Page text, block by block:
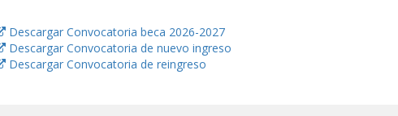
Descargar Convocatoria beca 2026-2027
Descargar Convocatoria de nuevo ingreso
Descargar Convocatoria de reingreso